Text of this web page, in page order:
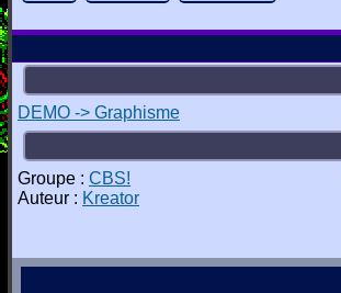
DEMO -> Graphisme
Groupe : CBS!
Auteur : Kreator